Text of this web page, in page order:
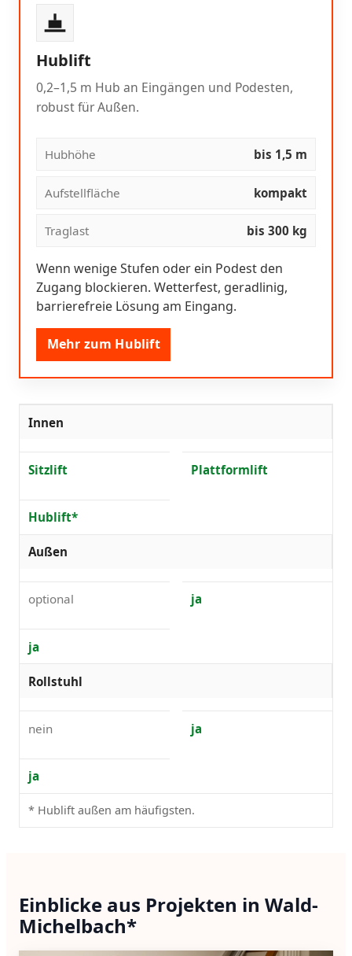
Hublift
0,2–1,5 m Hub an Eingängen und Podesten,
robust für Außen.
Hubhöhe bis 1,5 m
Aufstellfläche kompakt
Traglast bis 300 kg
Wenn wenige Stufen oder ein Podest den
Zugang blockieren. Wetterfest, geradlinig,
barrierefreie Lösung am Eingang.
Mehr zum Hublift
Innen
Sitzlift Plattformlift
Hublift*
Außen
optional ja
ja
Rollstuhl
nein ja
ja
* Hublift außen am häufigsten.
Einblicke aus Projekten in Wald-
Michelbach*